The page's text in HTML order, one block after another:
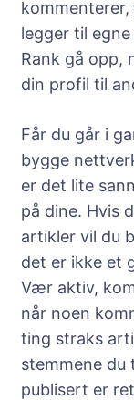
legger til
Rank gå opp,
din profil til
Får du går i
bygge
er det lite
på dine. Hvis
artikler vil du
det er ikke et
Vær aktiv,
når noen
ting straks
stemmene
publisert er